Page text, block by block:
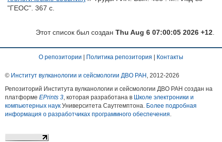
"ГЕОС". 367 с.
Этот список был создан Thu Aug 6 07:00:05 2026 +12
О репозитории Политика репозитория Контакты
© Институт вулканологии и сейсмологии ДВО РАН , 2012-2026
Репозиторий Института вулканологии и сейсмологии ДВО РАН создан на
платформе EPrints 3, которая разработана в Школе электроники и
компьютерных наук Университета Саутгемптона. Более подробная
информация о разработчиках программного обеспечения.